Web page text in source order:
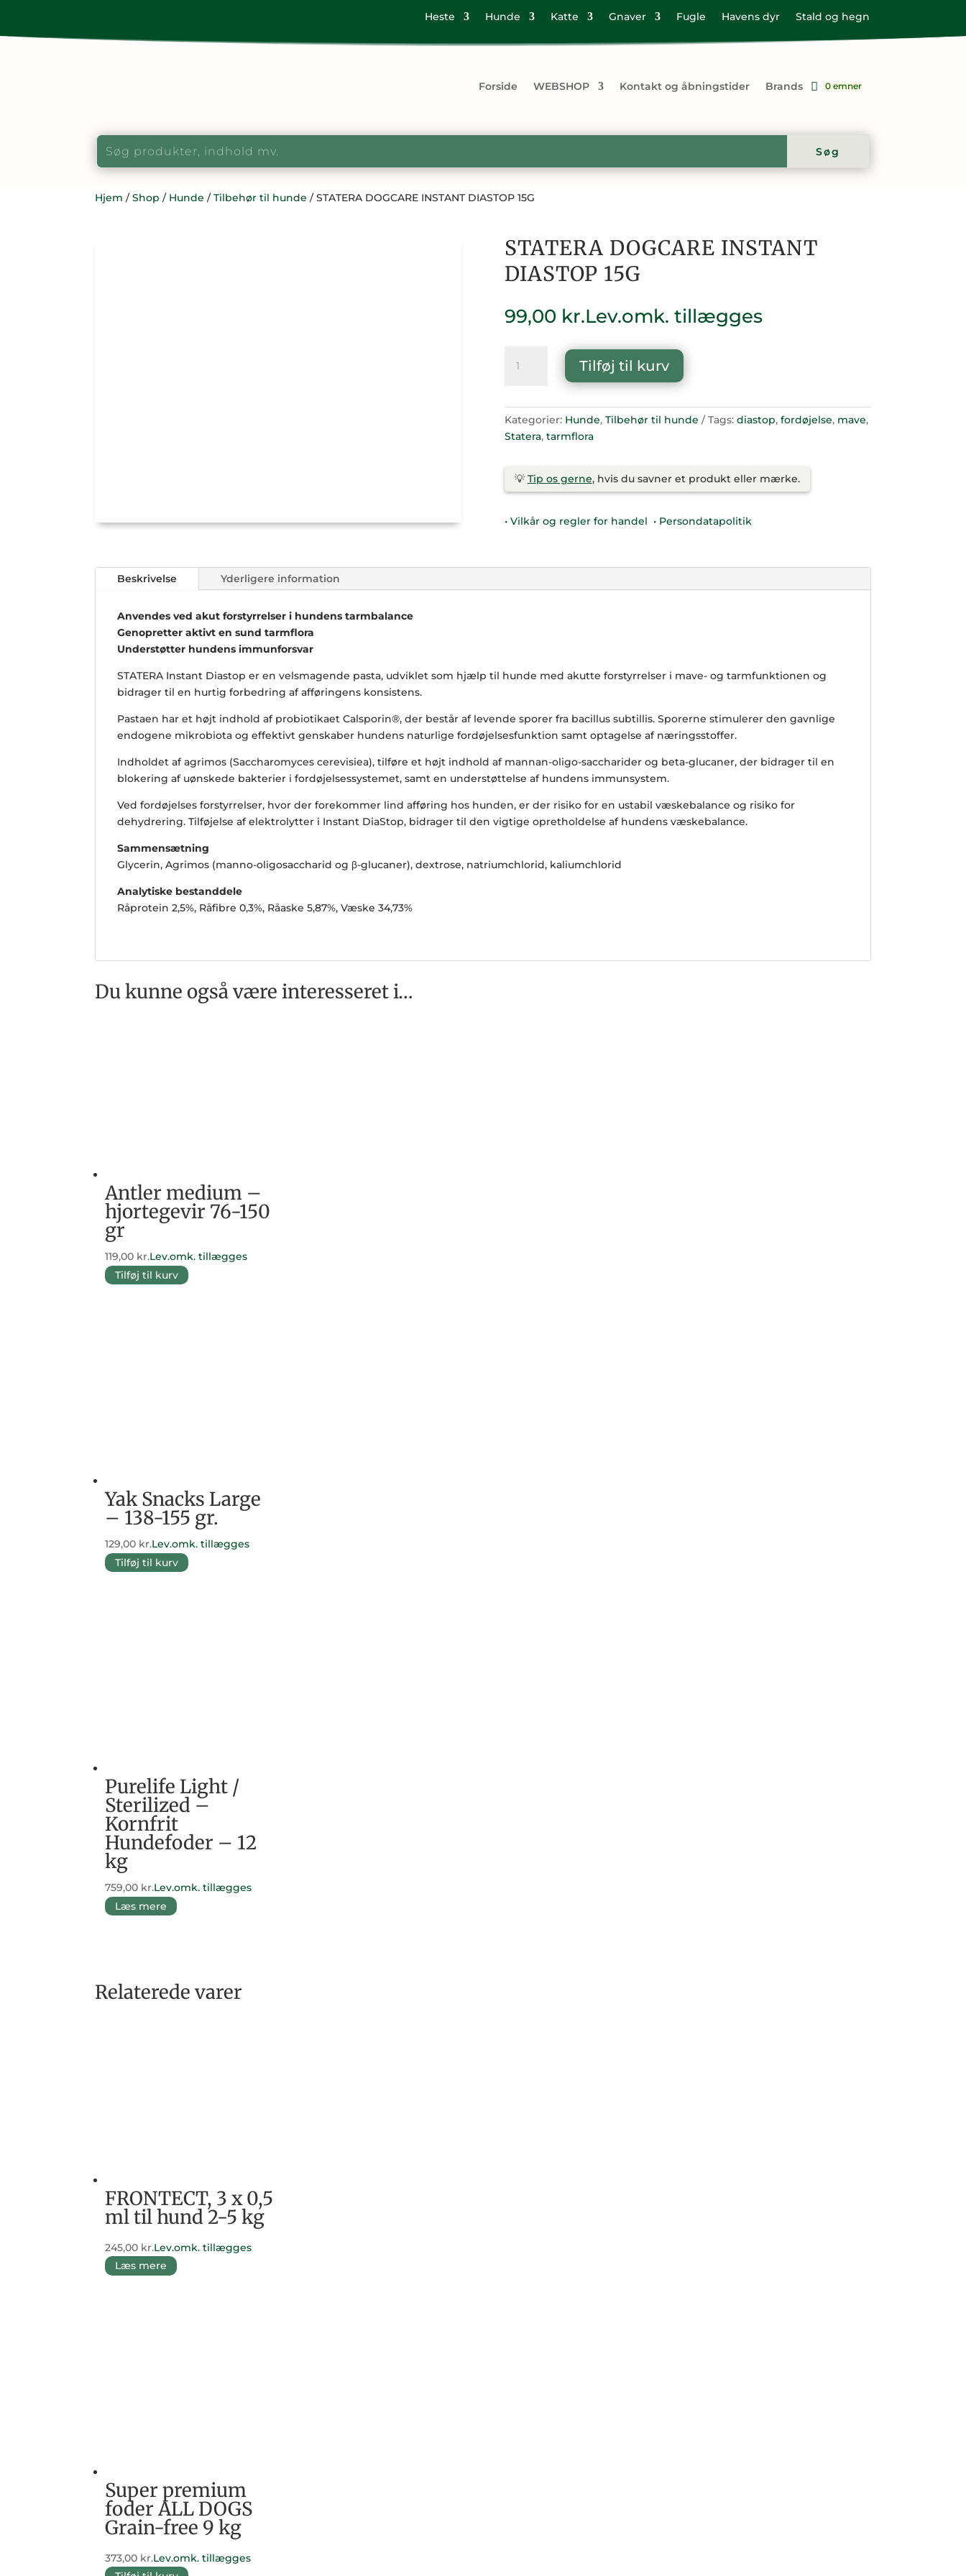
Heste Hunde Katte Gnaver Fugle Havens dyr Stald og hegn
Forside WEBSHOP Kontakt og åbningstider Brands 0 emner
Hjem /Shop / Hunde /Tilbehør til hunde / STATERA DOGCARE INSTANT DIASTOP 15G
STATERA DOGCARE INSTANT
DIASTOP 15G
99,00 kr.Lev.omk. tillægges
DOGCARE
15G
antal
Tilføj til kurv
Kategorier: Hunde, Tilbehør til hunde Tags: diastop, fordøjelse, mave,
Statera, tarmflora
💡 Tip os gerne, hvis du savner et produkt eller mærke.
• Vilkår og regler for handel • Persondatapolitik
Beskrivelse Yderligere information
Anvendes ved akut forstyrrelser i hundens tarmbalance
Genopretter aktivt en sund tarmflora
Understøtter hundens immunforsvar
STATERA Instant Diastop er en velsmagende pasta, udviklet som hjælp til hunde med akutte forstyrrelser i mave- og tarmfunktionen og
bidrager til en hurtig forbedring af afføringens konsistens.
Pastaen har et højt indhold af probiotikaet Calsporin®, der består af levende sporer fra bacillus subtillis. Sporerne stimulerer den gavnlige
endogene mikrobiota og effektivt genskaber hundens naturlige fordøjelsesfunktion samt optagelse af næringsstoffer.
Indholdet af agrimos (Saccharomyces cerevisiea), tilføre et højt indhold af mannan-oligo-saccharider og beta-glucaner, der bidrager til en
blokering af uønskede bakterier i fordøjelsessystemet, samt en understøttelse af hundens immunsystem.
Ved fordøjelses forstyrrelser, hvor der forekommer lind afføring hos hunden, er der risiko for en ustabil væskebalance og risiko for
dehydrering. Tilføjelse af elektrolytter i Instant DiaStop, bidrager til den vigtige opretholdelse af hundens væskebalance.
Sammensætning
Glycerin, Agrimos (manno-oligosaccharid og β-glucaner), dextrose, natriumchlorid, kaliumchlorid
Analytiske bestanddele
Råprotein 2,5%, Råfibre 0,3%, Råaske 5,87%, Væske 34,73%
Du kunne også være interesseret i…
Antler medium –
hjortegevir 76-150
gr
119,00 kr.Lev.omk. tillægges
Tilføj til kurv
Yak Snacks Large
– 138-155 gr.
129,00 kr.Lev.omk. tillægges
Tilføj til kurv
Purelife Light /
Sterilized –
Kornfrit
Hundefoder – 12
kg
759,00 kr.Lev.omk. tillægges
Læs mere
Relaterede varer
FRONTECT, 3 x 0,5
ml til hund 2-5 kg
245,00 kr.Lev.omk. tillægges
Læs mere
Super premium
foder ALL DOGS
Grain-free 9 kg
373,00 kr.Lev.omk. tillægges